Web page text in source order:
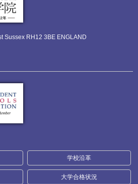
Sussex RH12 3BE ENGLAND
学校沿革
大学合格状況